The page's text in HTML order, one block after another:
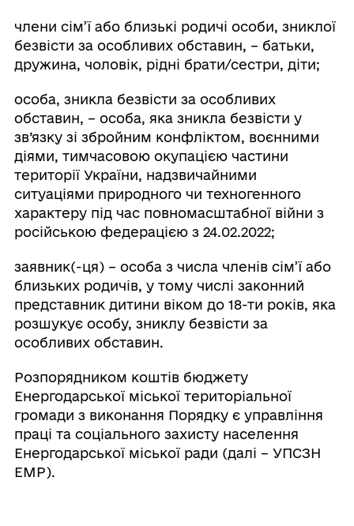
члени сім’ї або близькі родичі особи, зниклої
безвісти за особливих обставин, – батьки,
дружина, чоловік, рідні брати/сестри, діти;
особа, зникла безвісти за особливих
обставин, – особа, яка зникла безвісти у
зв’язку зі збройним конфліктом, воєнними
діями, тимчасовою окупацією частини
території України, надзвичайними
ситуаціями природного чи техногенного
характеру під час повномасштабної війни з
російською федерацією з 24.02.2022;
заявник(-ця) – особа з числа членів сім’ї або
близьких родичів, у тому числі законний
представник дитини віком до 18-ти років, яка
розшукує особу, зниклу безвісти за
особливих обставин.
Розпорядником коштів бюджету
Енергодарської міської територіальної
громади з виконання Порядку є управління
праці та соціального захисту населення
Енергодарської міської ради (далі – УПСЗН
ЕМР).